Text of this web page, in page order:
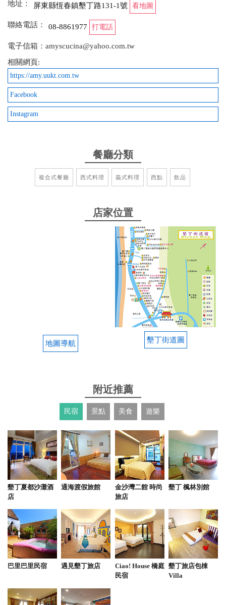
地址： 屏東縣恆春鎮墾丁路131-1號 看地圖
聯絡電話： 08-8861977 打電話
電子信箱：amyscucina@yahoo.com.tw
相關網頁:
https://amy.uukt.com.tw
Facebook
Instagram
餐廳分類
複合式餐廳 西式料理 義式料理 西點 飲品
店家位置
地圖導航 墾丁街道圖
附近推薦
民宿 景點 美食 遊樂
墾丁夏都沙灘酒
店
通海渡假旅館
金沙灣二館 時尚
旅店
墾丁 楓林別館
巴里巴里民宿 遇見墾丁旅店
Ciao! House 橋庭
民宿
墾丁旅店包棟
Villa